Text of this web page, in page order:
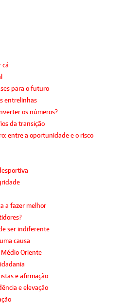
cá
para o futuro
entrelinhas
os números?
da transição
entre a oportunidade e o risco
a fazer melhor
ser indiferente
causa
Oriente
e afirmação
e elevação